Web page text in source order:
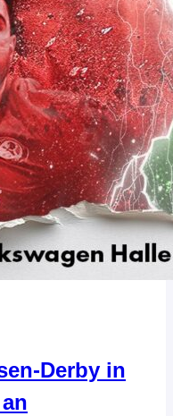
Derby in